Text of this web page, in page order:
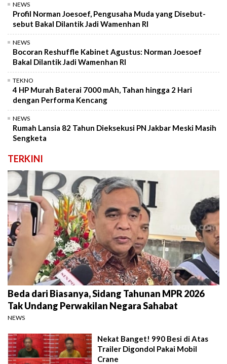
NEWS
Profil Norman Joesoef, Pengusaha Muda yang Disebut-
sebut Bakal Dilantik Jadi Wamenhan RI
NEWS
Bocoran Reshuffle Kabinet Agustus: Norman Joesoef
Bakal Dilantik Jadi Wamenhan RI
TEKNO
4 HP Murah Baterai 7000 mAh, Tahan hingga 2 Hari
dengan Performa Kencang
NEWS
Rumah Lansia 82 Tahun Dieksekusi PN Jakbar Meski Masih
Sengketa
TERKINI
Beda dari Biasanya, Sidang Tahunan MPR 2026
Tak Undang Perwakilan Negara Sahabat
NEWS
Nekat Banget! 990 Besi di Atas
Trailer Digondol Pakai Mobil
Crane